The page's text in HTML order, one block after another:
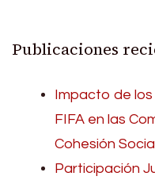
Publicaciones
Impacto de
FIFA en las
Cohesión
Participación